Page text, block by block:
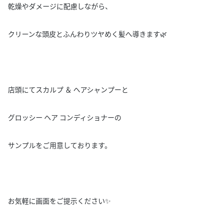
乾燥やダメージに配慮しながら、
クリーンな頭皮とふんわりツヤめく髪へ導きます🌿
店頭にてスカルプ ＆ ヘアシャンプーと
グロッシー ヘア コンディショナーの
サンプルをご用意しております。
お気軽に画面をご提示ください✨